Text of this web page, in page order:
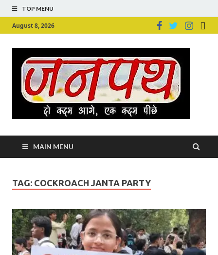
TOP MENU
August 8, 2026
MAIN MENU
TAG: COCKROACH JANTA PARTY